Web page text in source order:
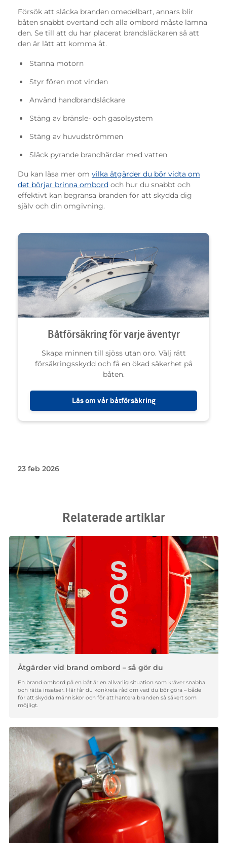
Försök att släcka branden omedelbart, annars blir
båten snabbt övertänd och alla ombord måste lämna
den. Se till att du har placerat brandsläckaren så att
den är lätt att komma åt.
Stanna motorn
Styr fören mot vinden
Använd handbrandsläckare
Stäng av bränsle- och gasolsystem
Stäng av huvudströmmen
Släck pyrande brandhärdar med vatten
Du kan läsa mer om vilka åtgärder du bör vidta om
det börjar brinna ombord och hur du snabbt och
effektivt kan begränsa branden för att skydda dig
själv och din omgivning.
Båtförsäkring för varje äventyr
Skapa minnen till sjöss utan oro. Välj rätt
försäkringsskydd och få en ökad säkerhet på
båten.
Läs om vår båtförsäkring
23 feb 2026
Relaterade artiklar
Åtgärder vid brand ombord – så gör du
En brand ombord på en båt är en allvarlig situation som kräver snabba
och rätta insatser. Här får du konkreta råd om vad du bör göra – både
för att skydda människor och för att hantera branden så säkert som
möjligt.